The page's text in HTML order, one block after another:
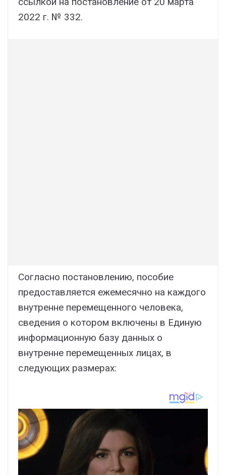
2022 г. № 332.
Согласно постановлению, пособие
предоставляется ежемесячно на каждого
внутренне перемещенного человека,
сведения о котором включены в Единую
информационную базу данных о
внутренне перемещенных лицах, в
следующих размерах: